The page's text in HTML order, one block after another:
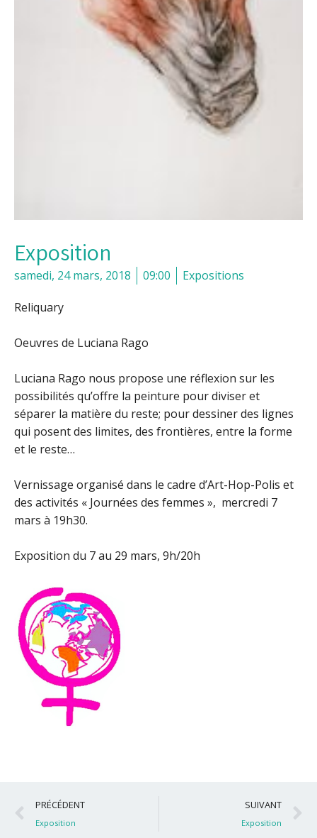
Exposition
samedi, 24 mars, 2018 09:00 Expositions
Reliquary
Oeuvres de Luciana Rago
Luciana Rago nous propose une réflexion sur les
possibilités qu’offre la peinture pour diviser et
séparer la matière du reste; pour dessiner des lignes
qui posent des limites, des frontières, entre la forme
et le reste…
Vernissage organisé dans le cadre d’Art-Hop-Polis et
des activités « Journées des femmes », mercredi 7
mars à 19h30.
Exposition du 7 au 29 mars, 9h/20h
Précédent
PRÉCÉDENT
Exposition
SUIVANT
Exposition